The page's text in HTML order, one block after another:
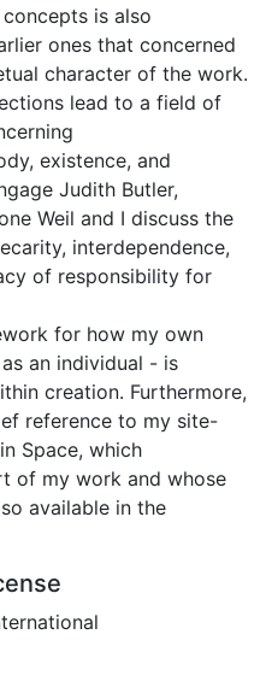
is also
ones that concerned
character of the work.
lead to a field of
existence, and
Judith Butler,
Weil and I discuss the
interdependence,
of responsibility for
for how my own
an individual - is
creation. Furthermore,
reference to my site-
Space, which
of my work and whose
available in the